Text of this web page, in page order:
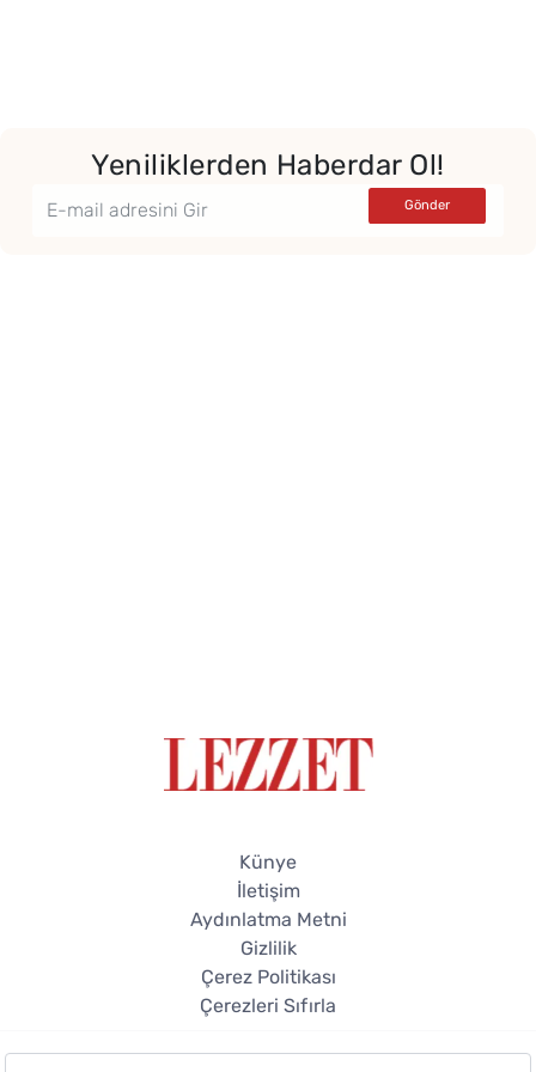
Yeniliklerden Haberdar Ol!
Künye
İletişim
Aydınlatma Metni
Gizlilik
Çerez Politikası
Çerezleri Sıfırla